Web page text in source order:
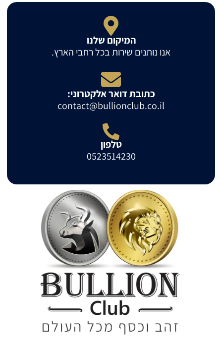
המיקום שלנו
אנו נותנים שירות בכל רחבי הארץ.
כתובת דואר אלקטרוני:
contact@bullionclub.co.il
טלפון
0523514230